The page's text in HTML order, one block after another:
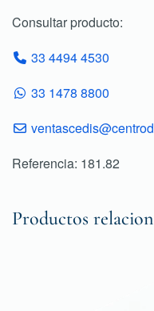
Consultar producto:
33 4494 4530
33 1478 8800
Referencia: 181.82
Productos